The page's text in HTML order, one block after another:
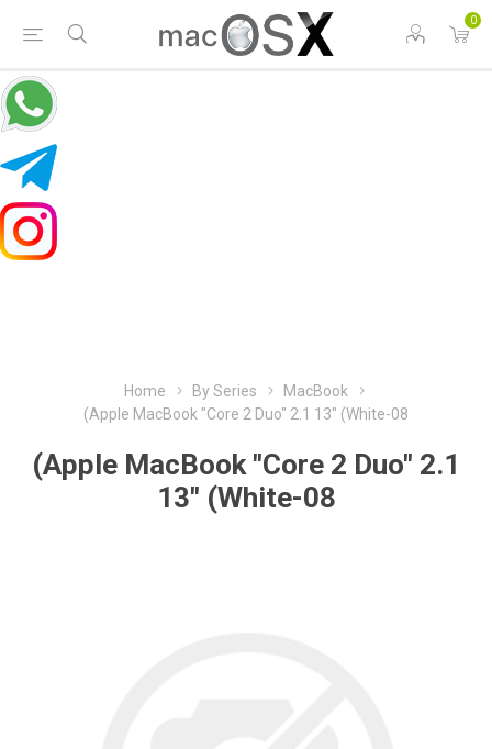
0
Home By Series
MacBook
(Apple MacBook "Core 2 Duo" 2.1 13" (White-08
(Apple MacBook "Core 2 Duo" 2.1
13" (White-08